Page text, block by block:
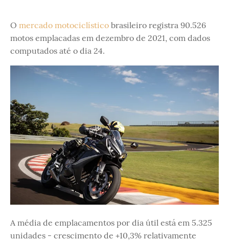
O mercado motociclístico brasileiro registra 90.526
motos emplacadas em dezembro de 2021, com dados
computados até o dia 24.
A média de emplacamentos por dia útil está em 5.325
unidades - crescimento de +10,3% relativamente